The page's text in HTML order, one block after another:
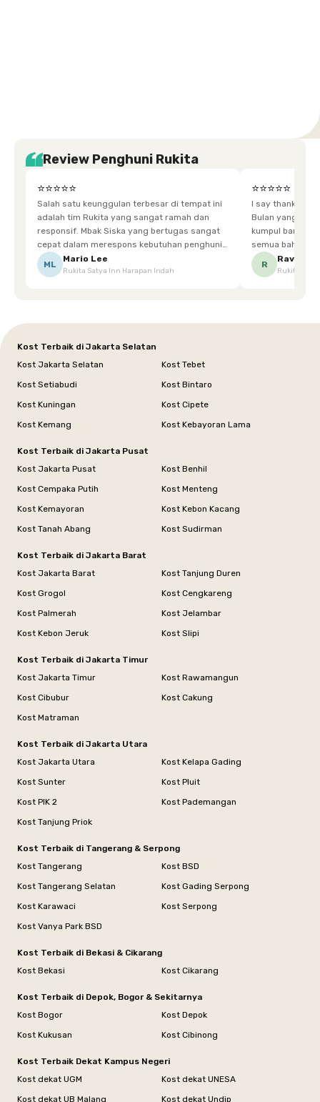
Review Penghuni Rukita
⭐⭐⭐⭐⭐
Salah satu keunggulan terbesar di tempat ini
adalah tim Rukita yang sangat ramah dan
responsif. Mbak Siska yang bertugas sangat
cepat dalam merespons kebutuhan penghuni.
Ketika saya meminta keset karena sempat
terpeleset, permintaan tersebut langsung
ML
Mario Lee
Rukita Satya Inn Harapan Indah
⭐⭐⭐⭐⭐
I say thankyou
Bulan yang super happy! banyak
kumpul bareng
semua bahagia
mgkn saran dari air aja & kebersihan lebih di
R
Ravena
Rukita
Kost Terbaik di Jakarta Selatan
Kost Jakarta Selatan
Kost Tebet
Kost Setiabudi
Kost Bintaro
Kost Kuningan
Kost Cipete
Kost Kemang
Kost Kebayoran Lama
Kost Terbaik di Jakarta Pusat
Kost Jakarta Pusat
Kost Benhil
Kost Cempaka Putih
Kost Menteng
Kost Kemayoran
Kost Kebon Kacang
Kost Tanah Abang
Kost Sudirman
Kost Terbaik di Jakarta Barat
Kost Jakarta Barat
Kost Tanjung Duren
Kost Grogol
Kost Cengkareng
Kost Palmerah
Kost Jelambar
Kost Kebon Jeruk
Kost Slipi
Kost Terbaik di Jakarta Timur
Kost Jakarta Timur
Kost Rawamangun
Kost Cibubur
Kost Cakung
Kost Matraman
Kost Terbaik di Jakarta Utara
Kost Jakarta Utara
Kost Kelapa Gading
Kost Sunter
Kost Pluit
Kost PIK 2
Kost Pademangan
Kost Tanjung Priok
Kost Terbaik di Tangerang & Serpong
Kost Tangerang
Kost BSD
Kost Tangerang Selatan
Kost Gading Serpong
Kost Karawaci
Kost Serpong
Kost Vanya Park BSD
Kost Terbaik di Bekasi & Cikarang
Kost Bekasi
Kost Cikarang
Kost Terbaik di Depok, Bogor & Sekitarnya
Kost Bogor
Kost Depok
Kost Kukusan
Kost Cibinong
Kost Terbaik Dekat Kampus Negeri
Kost dekat UGM
Kost dekat UNESA
Kost dekat UB Malang
Kost dekat Undip